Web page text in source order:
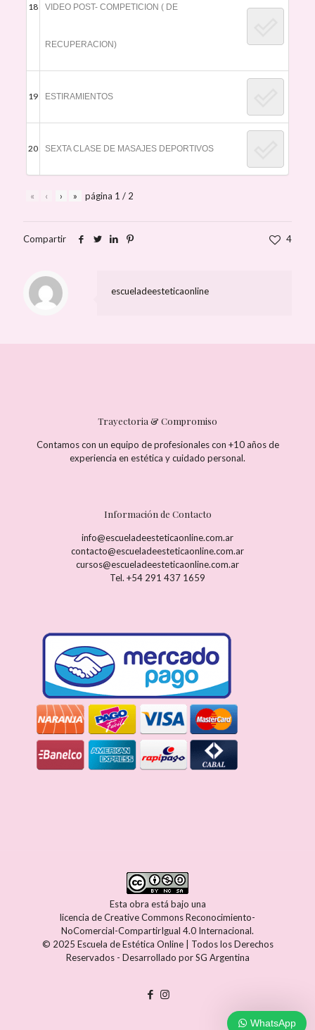
WhatsApp
18 VIDEO POST- COMPETICION ( DE
RECUPERACION)
19 ESTIRAMIENTOS
20 SEXTA CLASE DE MASAJES DEPORTIVOS
« ‹ › » página 1 / 2
Compartir 4
escueladeesteticaonline
Trayectoria & Compromiso
Contamos con un equipo de profesionales con +10 años de
experiencia en estética y cuidado personal.
Información de Contacto
info@escueladeesteticaonline.com.ar
contacto@escueladeesteticaonline.com.ar
cursos@escueladeesteticaonline.com.ar
Tel. +54 291 437 1659
Esta obra está bajo una
licencia de Creative Commons Reconocimiento-
NoComercial-CompartirIgual 4.0 Internacional.
© 2025 Escuela de Estética Online | Todos los Derechos
Reservados - Desarrollado porSG Argentina